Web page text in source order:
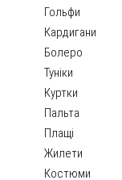
Гольфи
Кардигани
Болеро
Туніки
Куртки
Пальта
Плащі
Жилети
Костюми